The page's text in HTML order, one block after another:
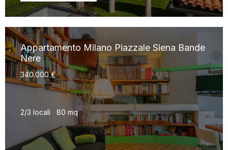
Appartamento Milano Piazzale Siena Bande
Nere
340.000 €
2/3 locali 80 mq